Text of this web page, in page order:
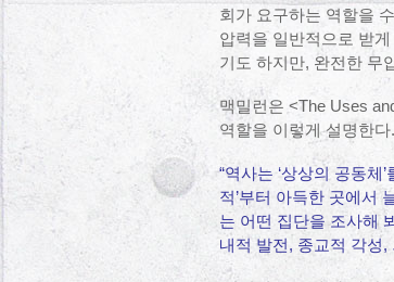
회가 요구하는 역할을
압력을 일반적으로 받
기도 하지만, 완전한 무
맥밀런은 <The Uses
역할을 이렇게 설명한다.
“역사는 ‘상상의 공동체
적’부터 아득한 곳에서
는 어떤 집단을 조사해
내적 발전, 종교적 각성,